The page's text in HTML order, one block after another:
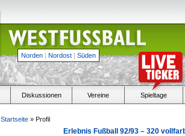
Norden | Nordost | Süden
Diskussionen Vereine Spieltage
Startseite » Profil
Erlebnis Fußball 92/93 – 320